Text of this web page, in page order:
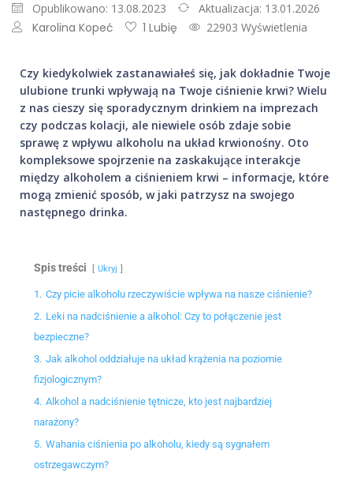
Opublikowano: 13.08.2023 Aktualizacja: 13.01.2026
Karolina Kopeć 1 Lubię 22903 Wyświetlenia
Czy kiedykolwiek zastanawiałeś się, jak dokładnie Twoje
ulubione trunki wpływają na Twoje ciśnienie krwi? Wielu
z nas cieszy się sporadycznym drinkiem na imprezach
czy podczas kolacji, ale niewiele osób zdaje sobie
sprawę z wpływu alkoholu na układ krwionośny. Oto
kompleksowe spojrzenie na zaskakujące interakcje
między alkoholem a ciśnieniem krwi – informacje, które
mogą zmienić sposób, w jaki patrzysz na swojego
następnego drinka.
Spis treści Ukryj
1. Czy picie alkoholu rzeczywiście wpływa na nasze ciśnienie?
2. Leki na nadciśnienie a alkohol: Czy to połączenie jest
bezpieczne?
3. Jak alkohol oddziałuje na układ krążenia na poziomie
fizjologicznym?
4. Alkohol a nadciśnienie tętnicze, kto jest najbardziej
narażony?
5. Wahania ciśnienia po alkoholu, kiedy są sygnałem
ostrzegawczym?